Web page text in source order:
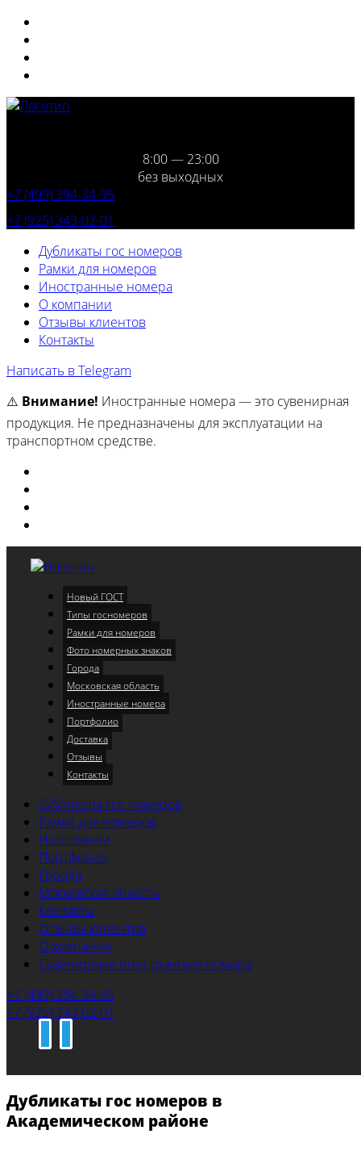
8:00 — 23:00
без выходных
+7 (499) 394-34-95
+7 (925) 343-02-01
Дубликаты гос номеров
Рамки для номеров
Иностранные номера
О компании
Отзывы клиентов
Контакты
Написать в Telegram
⚠️ Внимание! Иностранные номера — это сувенирная
продукция. Не предназначены для эксплуатации на
транспортном средстве.
Меню
Новый ГОСТ
Типы госномеров
Рамки для номеров
Фото номерных знаков
Города
Московская область
Иностранные номера
Портфолио
Доставка
Отзывы
Контакты
Дубликаты гос номеров
Рамки для номеров
Изготовили
Портфолио
Города
Московская область
Контакты
Отзывы клиентов
О компании
Сувенирные иностранные номера
+7 (499) 394-34-95
+7 (925) 343-02-01
Дубликаты гос номеров в
Академическом районе